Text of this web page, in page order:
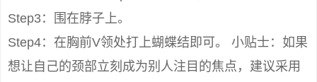
Step3：围在脖子上。
Step4：在胸前V领处打上蝴蝶结即可。 小贴士：如果
想让自己的颈部立刻成为别人注目的焦点，建议采用